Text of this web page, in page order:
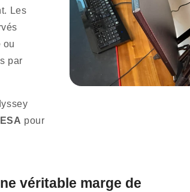
Les
ou
par
pour
véritable marge de